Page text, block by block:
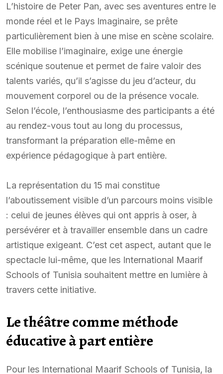
L’histoire de Peter Pan, avec ses aventures entre le
monde réel et le Pays Imaginaire, se prête
particulièrement bien à une mise en scène scolaire.
Elle mobilise l’imaginaire, exige une énergie
scénique soutenue et permet de faire valoir des
talents variés, qu’il s’agisse du jeu d’acteur, du
mouvement corporel ou de la présence vocale.
Selon l’école, l’enthousiasme des participants a été
au rendez-vous tout au long du processus,
transformant la préparation elle-même en
expérience pédagogique à part entière.
La représentation du 15 mai constitue
l’aboutissement visible d’un parcours moins visible
: celui de jeunes élèves qui ont appris à oser, à
persévérer et à travailler ensemble dans un cadre
artistique exigeant. C’est cet aspect, autant que le
spectacle lui-même, que les International Maarif
Schools of Tunisia souhaitent mettre en lumière à
travers cette initiative.
Le théâtre comme méthode
éducative à part entière
Pour les International Maarif Schools of Tunisia, la